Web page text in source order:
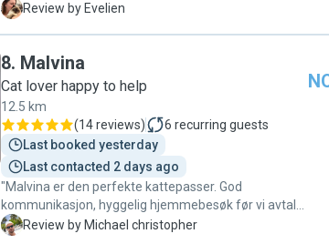
E
Review by Evelien
8. Malvina
Cat lover happy to help
12.5 km
(14 reviews) 6 recurring guests
Last booked yesterday
Last contacted 2 days ago
"Malvina er den perfekte kattepasser. God
kommunikasjon, hyggelig hjemmebesøk før vi avtalte
pass og sender masse fine bilder fra besøket.
M Review by Michael christopher